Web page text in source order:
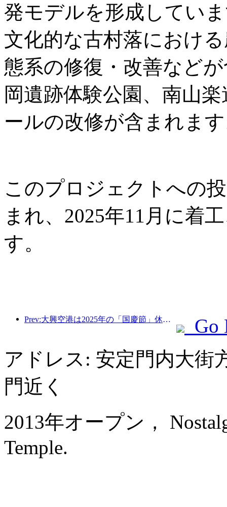
発モデルを形成してい
文化的な古村落におけ
態系の修復・改善など
岡遺跡体験公園、南山
ールの改修が含まれま
このプロジェクトへの
まれ、2025年11月に着
す。
Prev:大興空港は2025年の「国慶節」休暇中に130万人以上の乗客を輸送する予定だ。
Go
アドレス: 安定門内大街
門近く
2013年オープン，
Temple.